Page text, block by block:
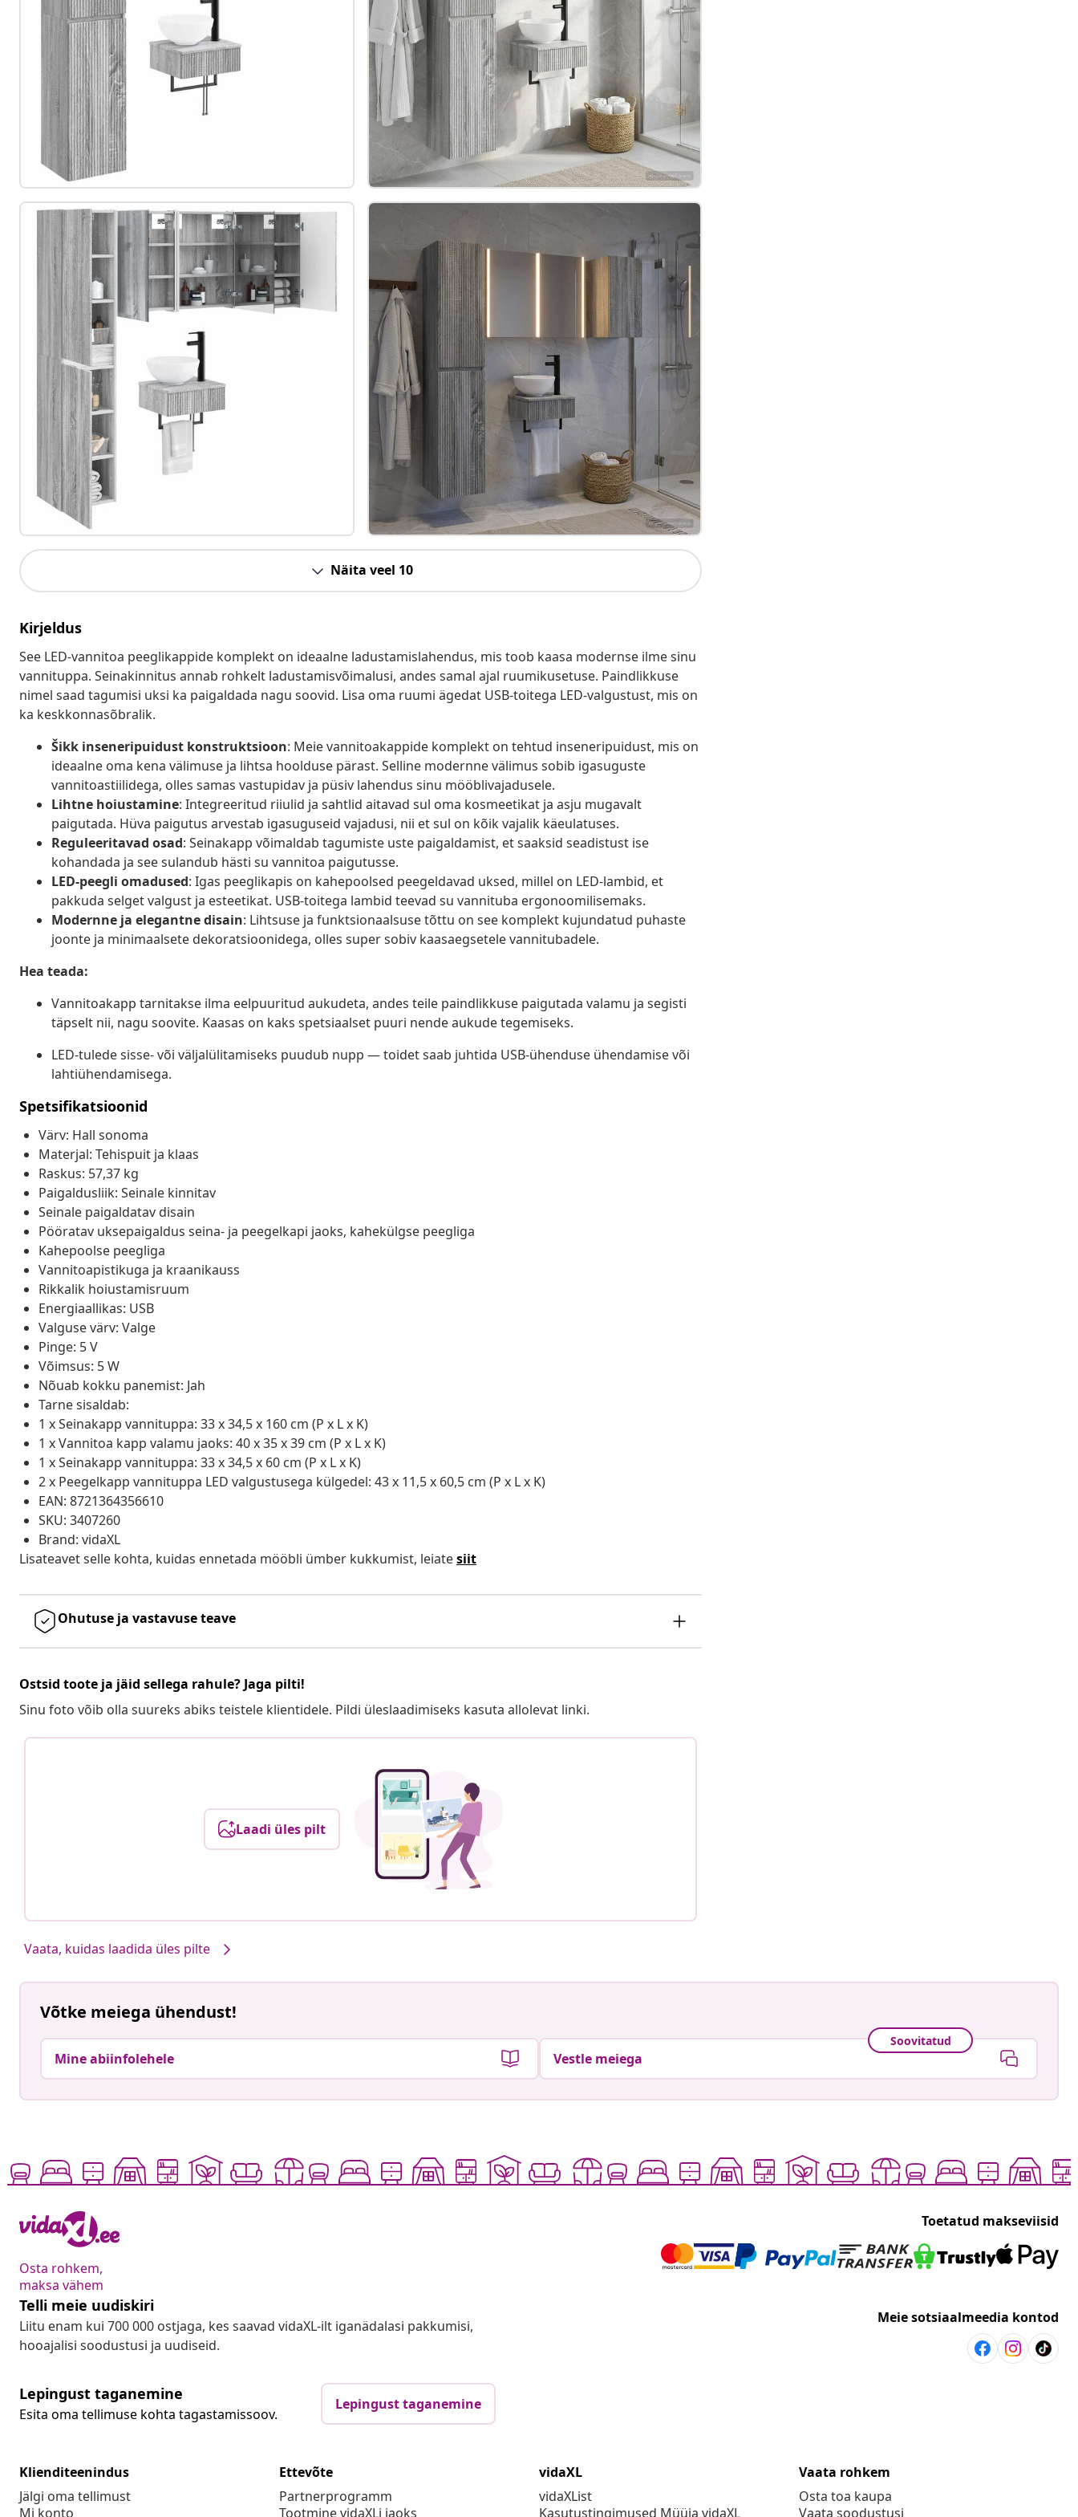
Näita veel 10
Kirjeldus
See LED-vannitoa peeglikappide komplekt on ideaalne ladustamislahendus, mis toob kaasa modernse ilme sinu
vannituppa. Seinakinnitus annab rohkelt ladustamisvõimalusi, andes samal ajal ruumikusetuse. Paindlikkuse
nimel saad tagumisi uksi ka paigaldada nagu soovid. Lisa oma ruumi ägedat USB-toitega LED-valgustust, mis on
ka keskkonnasõbralik.
Šikk inseneripuidust konstruktsioon: Meie vannitoakappide komplekt on tehtud inseneripuidust, mis on
ideaalne oma kena välimuse ja lihtsa hoolduse pärast. Selline modernne välimus sobib igasuguste
vannitoastiilidega, olles samas vastupidav ja püsiv lahendus sinu mööblivajadusele.
Lihtne hoiustamine: Integreeritud riiulid ja sahtlid aitavad sul oma kosmeetikat ja asju mugavalt
paigutada. Hüva paigutus arvestab igasuguseid vajadusi, nii et sul on kõik vajalik käeulatuses.
Reguleeritavad osad: Seinakapp võimaldab tagumiste uste paigaldamist, et saaksid seadistust ise
kohandada ja see sulandub hästi su vannitoa paigutusse.
LED-peegli omadused: Igas peeglikapis on kahepoolsed peegeldavad uksed, millel on LED-lambid, et
pakkuda selget valgust ja esteetikat. USB-toitega lambid teevad su vannituba ergonoomilisemaks.
Modernne ja elegantne disain: Lihtsuse ja funktsionaalsuse tõttu on see komplekt kujundatud puhaste
joonte ja minimaalsete dekoratsioonidega, olles super sobiv kaasaegsetele vannitubadele.
Hea teada:
Vannitoakapp tarnitakse ilma eelpuuritud aukudeta, andes teile paindlikkuse paigutada valamu ja segisti
täpselt nii, nagu soovite. Kaasas on kaks spetsiaalset puuri nende aukude tegemiseks.
LED-tulede sisse- või väljalülitamiseks puudub nupp — toidet saab juhtida USB-ühenduse ühendamise või
lahtiühendamisega.
Spetsifikatsioonid
Värv: Hall sonoma
Materjal: Tehispuit ja klaas
Raskus: 57,37 kg
Paigaldusliik: Seinale kinnitav
Seinale paigaldatav disain
Pööratav uksepaigaldus seina- ja peegelkapi jaoks, kahekülgse peegliga
Kahepoolse peegliga
Vannitoapistikuga ja kraanikauss
Rikkalik hoiustamisruum
Energiaallikas: USB
Valguse värv: Valge
Pinge: 5 V
Võimsus: 5 W
Nõuab kokku panemist: Jah
Tarne sisaldab:
1 x Seinakapp vannituppa: 33 x 34,5 x 160 cm (P x L x K)
1 x Vannitoa kapp valamu jaoks: 40 x 35 x 39 cm (P x L x K)
1 x Seinakapp vannituppa: 33 x 34,5 x 60 cm (P x L x K)
2 x Peegelkapp vannituppa LED valgustusega külgedel: 43 x 11,5 x 60,5 cm (P x L x K)
EAN: 8721364356610
SKU: 3407260
Brand: vidaXL
Lisateavet selle kohta, kuidas ennetada mööbli ümber kukkumist, leiatesiit
Ohutuse ja vastavuse teave
Ostsid toote ja jäid sellega rahule? Jaga pilti!
Sinu foto võib olla suureks abiks teistele klientidele. Pildi üleslaadimiseks kasuta allolevat linki.
Laadi üles pilt
Vaata, kuidas laadida üles pilte
Võtke meiega ühendust!
Mine abiinfolehele
Soovitatud
Vestle meiega
Osta rohkem,
maksa vähem
Toetatud makseviisid
Telli meie uudiskiri
Liitu enam kui 700 000 ostjaga, kes saavad vidaXL-ilt iganädalasi pakkumisi,
hooajalisi soodustusi ja uudiseid.
Meie sotsiaalmeedia kontod
Lepingust taganemine
Esita oma tellimuse kohta tagastamissoov.
Lepingust taganemine
Klienditeenindus
Jälgi oma tellimust
Mi konto
Ettevõte
Partnerprogramm
Tootmine vidaXLi jaoks
vidaXL
vidaXList
Kasutustingimused Müüja vidaXL
Vaata rohkem
Osta toa kaupa
Vaata soodustusi